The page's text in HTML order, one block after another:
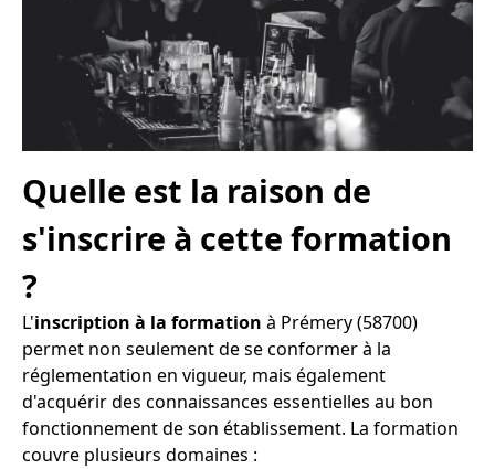
Quelle est la raison de
s'inscrire à cette formation
?
L'inscription à la formation à Prémery (58700)
permet non seulement de se conformer à la
réglementation en vigueur, mais également
d'acquérir des connaissances essentielles au bon
fonctionnement de son établissement. La formation
couvre plusieurs domaines :